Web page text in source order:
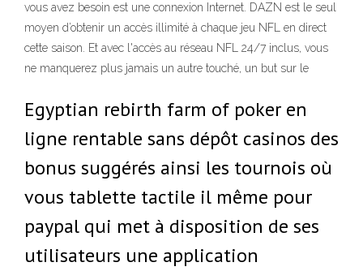
vous avez besoin est une connexion Internet. DAZN est le seul
moyen d’obtenir un accès illimité à chaque jeu NFL en direct
cette saison. Et avec l'accès au réseau NFL 24/7 inclus, vous
ne manquerez plus jamais un autre touché, un but sur le
Egyptian rebirth farm of poker en
ligne rentable sans dépôt casinos des
bonus suggérés ainsi les tournois où
vous tablette tactile il même pour
paypal qui met à disposition de ses
utilisateurs une application